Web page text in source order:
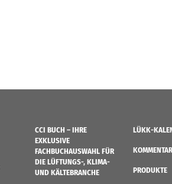
CCI BUCH – IHRE
EXKLUSIVE
FACHBUCHAUSWAHL FÜR
DIE LÜFTUNGS-, KLIMA-
UND KÄLTEBRANCHE
LÜKK-
PRODUKTE